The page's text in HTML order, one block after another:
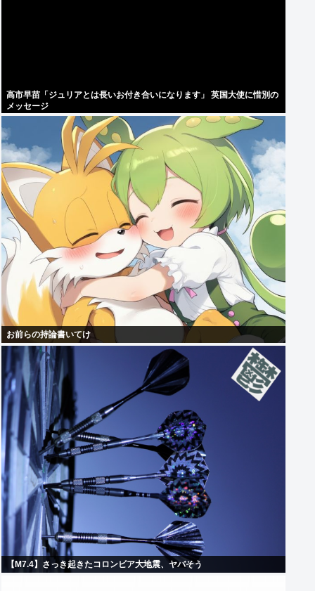
高市早苗「ジュリアとは長いお付き合いになります」 英国大使に惜別の
メッセージ
お前らの持論書いてけ
【M7.4】さっき起きたコロンビア大地震、ヤバそう